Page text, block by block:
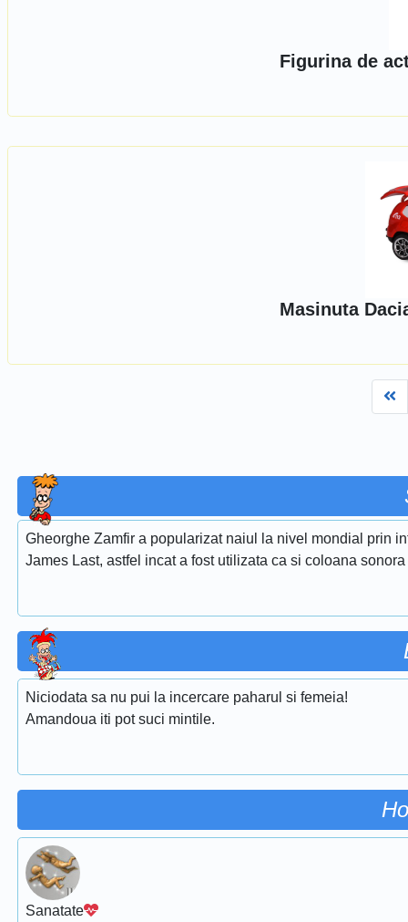
Figurina de
Masinuta
Gheorghe Zamfir a popularizat naiul la nivel mondial prin
James Last, astfel incat a fost utilizata ca si coloana
Niciodata sa nu pui la incercare paharul si femeia!
Amandoua iti pot suci mintile.
Sanatate